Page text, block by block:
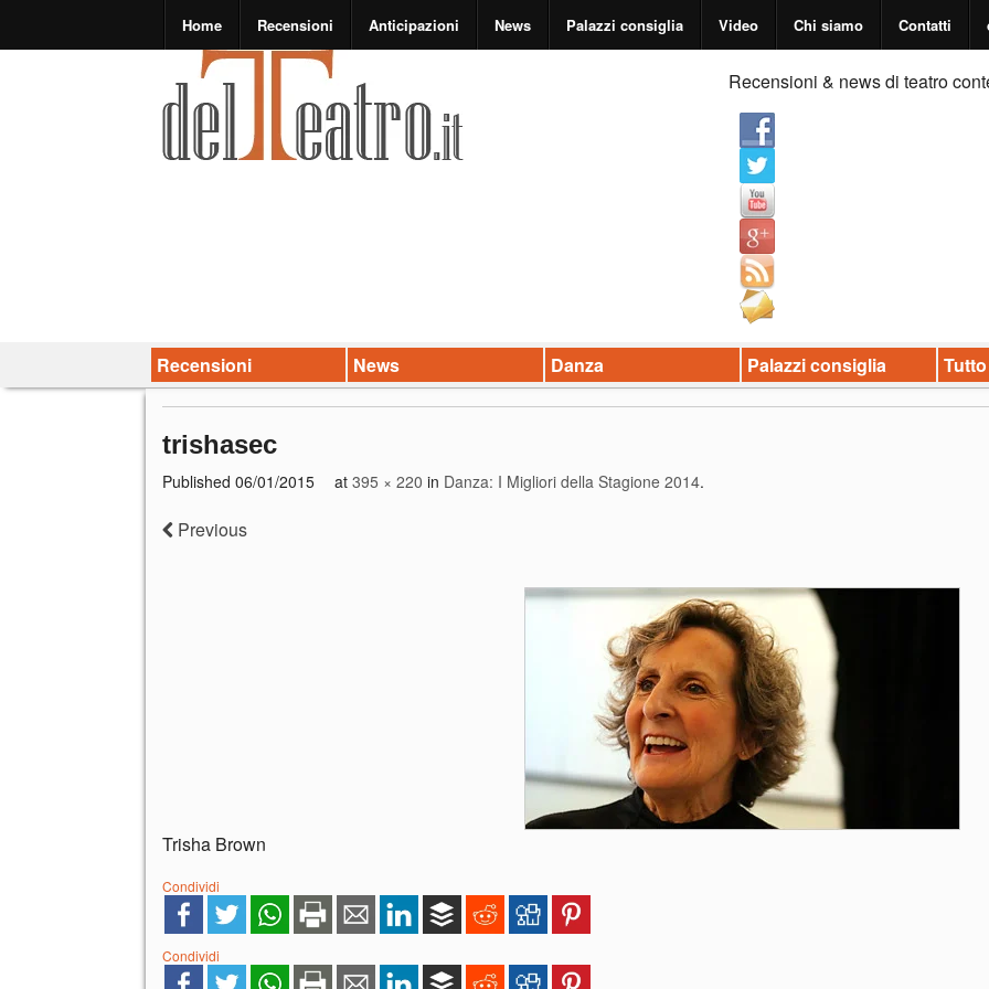
Home Recensioni Anticipazioni News Palazzi consiglia Video Chi siamo Contatti
Recensioni & news di teatro
Recensioni News Danza Palazzi consiglia
trishasec
Published 06/01/2015 at 395 × 220 in Danza: I Migliori della Stagione 2014.
Previous
Trisha Brown
Condividi
Condividi